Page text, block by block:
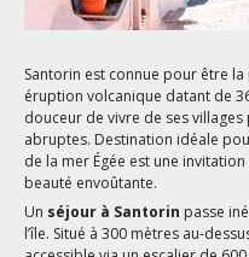
Santorin est connue pour être la
éruption volcanique datant de
douceur de vivre de ses
abruptes. Destination idéale
de la mer Égée est une
beauté envoûtante.
Un séjour à Santorin passe
l’île. Situé à 300 mètres au-